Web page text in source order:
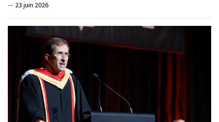
— 23 juin 2026